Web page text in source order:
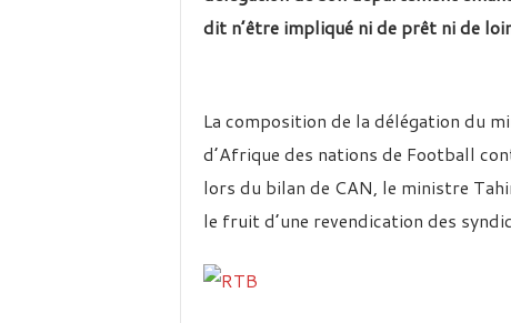
dit n’être impliqué ni de prêt ni de
La composition de la délégation du
d’Afrique des nations de Football
lors du bilan de CAN, le ministre
le fruit d’une revendication des